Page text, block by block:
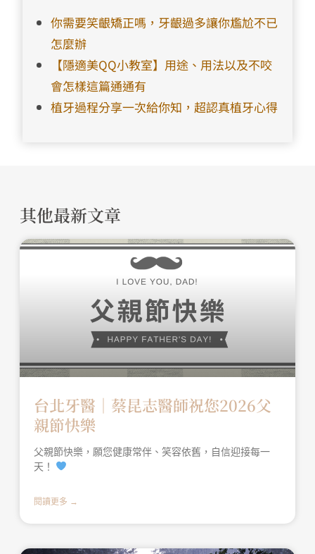
你需要笑齦矯正嗎，牙齦過多讓你尷尬不已
怎麼辦
【隱適美QQ小教室】用途、用法以及不咬
會怎樣這篇通通有
植牙過程分享一次給你知，超認真植牙心得
其他最新文章
台北牙醫│蔡昆志醫師祝您2026父
親節快樂
父親節快樂，願您健康常伴、笑容依舊，自信迎接每一
天！
閱讀更多 →